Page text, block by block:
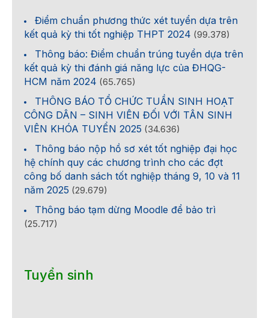
Điểm chuẩn phương thức xét tuyển dựa trên
kết quả kỳ thi tốt nghiệp THPT 2024 (99.378)
Thông báo: Điểm chuẩn trúng tuyển dựa trên
kết quả kỳ thi đánh giá năng lực của ĐHQG-
HCM năm 2024 (65.765)
THÔNG BÁO TỔ CHỨC TUẦN SINH HOẠT
CÔNG DÂN – SINH VIÊN ĐỐI VỚI TÂN SINH
VIÊN KHÓA TUYỂN 2025 (34.636)
Thông báo nộp hồ sơ xét tốt nghiệp đại học
hệ chính quy các chương trình cho các đợt
công bố danh sách tốt nghiệp tháng 9, 10 và 11
năm 2025 (29.679)
Thông báo tạm dừng Moodle để bảo trì
(25.717)
Tuyển sinh